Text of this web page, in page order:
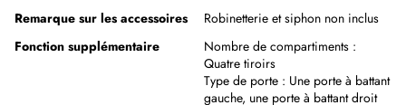
Remarque sur les accessoires
Robinetterie et siphon non inclus
Fonction supplémentaire
Nombre de compartiments :
Quatre tiroirs
Type de porte : Une porte à battant
gauche, une porte à battant droit